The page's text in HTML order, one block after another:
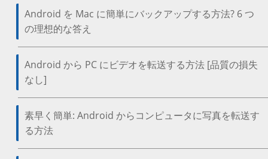
Android を Mac に簡単にバックアップする方法? 6 つ
の理想的な答え
Android から PC にビデオを転送する方法 [品質の損失
なし]
素早く簡単: Android からコンピュータに写真を転送す
る方法